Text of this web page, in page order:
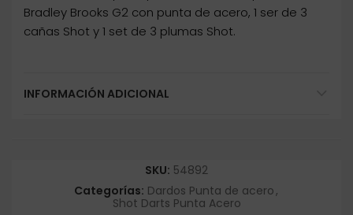
Bradley Brooks G2 con punta de acero, 1 ser de 3
cañas Shot y 1 set de 3 plumas Shot.
INFORMACIÓN ADICIONAL
SKU: 54892
Categorías: Dardos Punta de acero,
Shot Darts Punta Acero